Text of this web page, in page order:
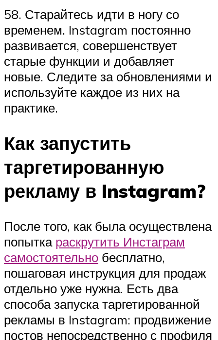
58. Старайтесь идти в ногу со
временем. Instagram постоянно
развивается, совершенствует
старые функции и добавляет
новые. Следите за обновлениями и
используйте каждое из них на
практике.
Как запустить
таргетированную
рекламу в Instagram?
После того, как была осуществлена
попытка раскрутить Инстаграм
самостоятельно бесплатно,
пошаговая инструкция для продаж
отдельно уже нужна. Есть два
способа запуска таргетированной
рекламы в Instagram: продвижение
постов непосредственно с профиля